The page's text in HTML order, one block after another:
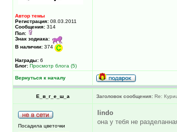
Автор темы
Регистрация: 08.03.2011
Сообщения: 314
Пол:
Знак зодиака:
В наличии: 374
Награды: 6
Блог: Просмотр блога (5)
Вернуться к началу
Е_в_г_е_ш_а Заголовок сообщения: Re:
Посадила цветочки
lindo
она у тебя не